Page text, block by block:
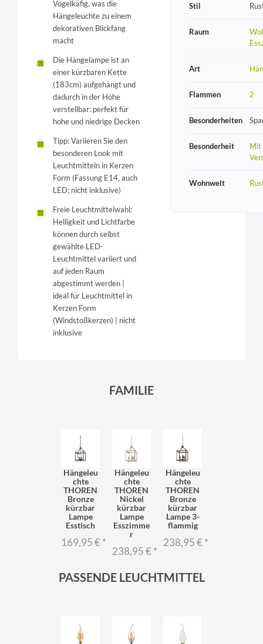
Vogelkäfig, was die
Hängeleuchte zu einem
dekorativen Blickfang
macht
Die Hängelampe ist an
einer kürzbaren Kette
(183cm) aufgehängt und
dadurch in der Höhe
verstellbar: perfekt für
hohe und niedrige Decken
Tipp: Variieren Sie den
besonderen Look mit
Leuchtmitteln in Kerzen
Form (Fassung E14, auch
LED; nicht inklusive)
Freie Leuchtmittelwahl:
Helligkeit und Lichtfarbe
können durch selbst
gewählte LED-
Leuchtmittel variiert und
auf jeden Raum
abgestimmt werden |
ideal für Leuchtmittel in
Kerzen Form
(Windstoßkerzen) | nicht
inklusive
Stil
Raum
Art
Flammen 2
Besonderheiten
Besonderheit
Mit
Wohnwelt
FAMILIE
Hängeleu
chte
THOREN
Bronze
kürzbar
Lampe
Esstisch
169,95 €*
Hängeleu
chte
THOREN
Nickel
kürzbar
Lampe
Esszimme
r
238,95 €*
Hängeleu
chte
THOREN
Bronze
kürzbar
Lampe 3-
flammig
238,95 €*
PASSENDE LEUCHTMITTEL